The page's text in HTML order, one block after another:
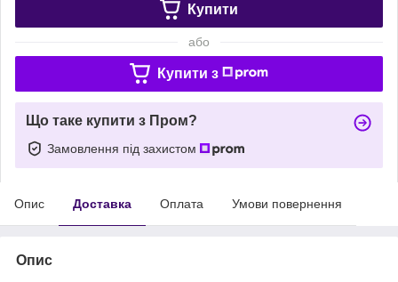
Купити
або
Купити з
Що таке купити з Пром?
Замовлення під захистом
Опис Доставка Оплата Умови повернення
Опис